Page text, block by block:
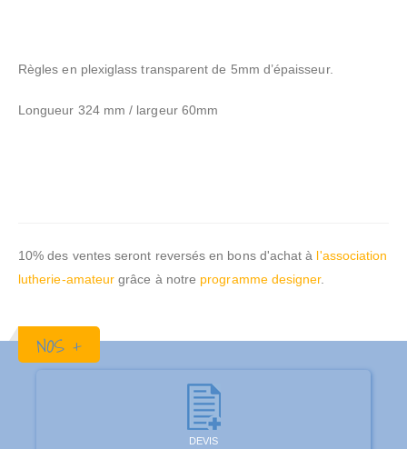
Règles en plexiglass transparent de 5mm d’épaisseur.
Longueur 324 mm / largeur 60mm
10% des ventes seront reversés en bons d'achat à l'association
lutherie-amateur grâce à notre programme designer.
NOS +
DEVIS